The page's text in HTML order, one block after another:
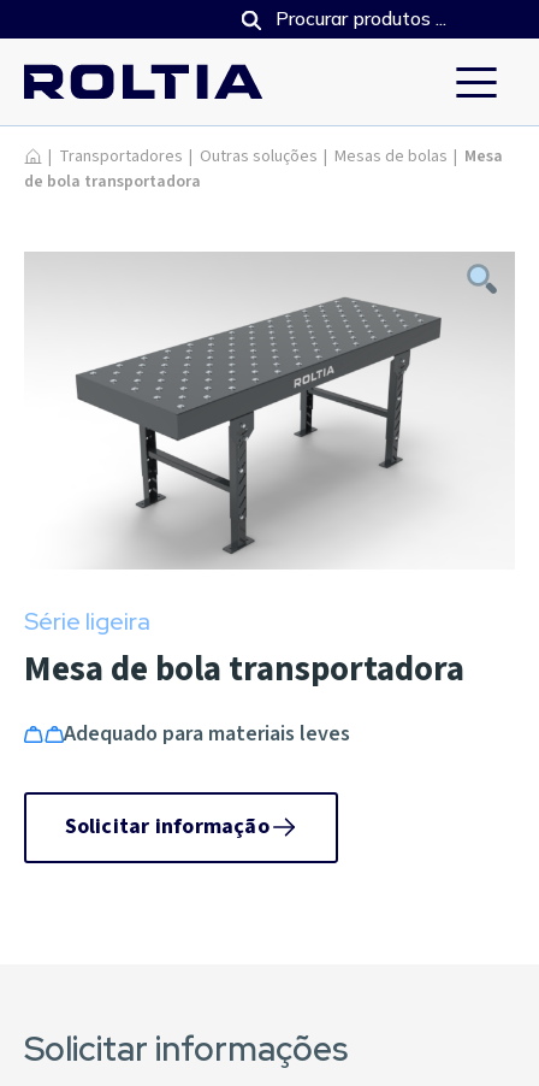
Produtos
| Transportadores | Outras soluções | Mesas de bolas | Mesa
de bola transportadora
Série ligeira
Mesa de bola transportadora
Adequado para materiais leves
Solicitar informação
Solicitar informações